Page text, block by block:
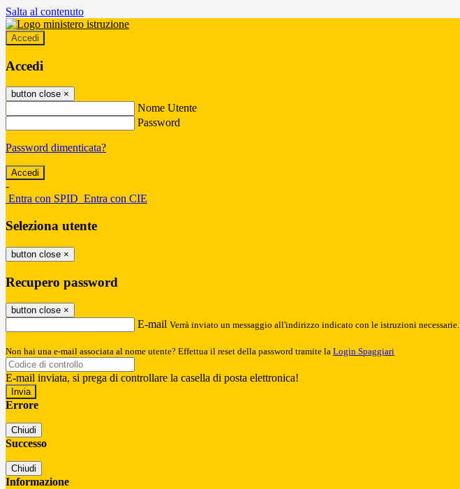
Salta al contenuto
Accedi
Accedi
button close ×
Nome Utente
Password
Password dimenticata?
-
Entra con SPID Entra con CIE
Seleziona utente
button close ×
Recupero password
button close ×
E-mail Verrà inviato un messaggio all'indirizzo indicato con le istruzioni necessarie.
Non hai una e-mail associata al nome utente? Effettua il reset della password tramite la Login Spaggiari
E-mail inviata, si prega di controllare la casella di posta elettronica!
Errore
Chiudi
Successo
Chiudi
Informazione